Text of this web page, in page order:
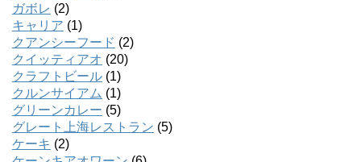
ガボレ (2)
キャリア (1)
クアンシーフード (2)
クイッティアオ (20)
クラフトビール (1)
クルンサイアム (1)
グリーンカレー (5)
グレート上海レストラン (5)
ケーキ (2)